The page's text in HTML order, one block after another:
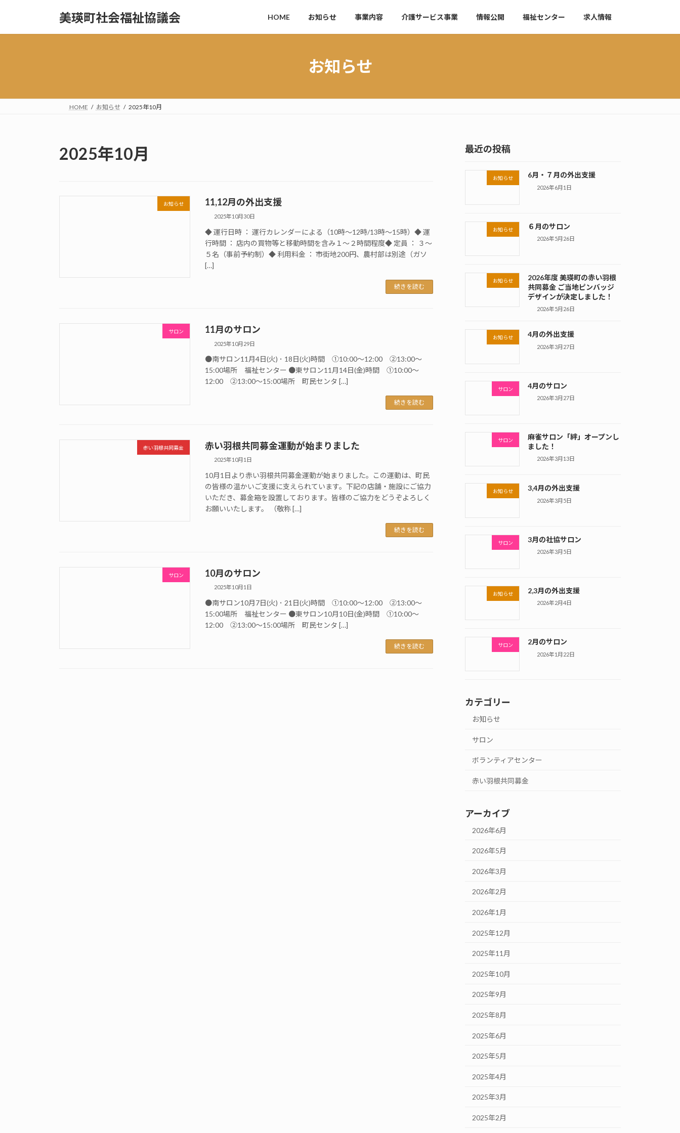
美瑛町社会福祉協議会 HOME お知らせ 事業内容 介護サービス事業 情報公開 福祉センター 求人情報
お知らせ
HOME お知らせ 2025年10月
2025年10月
お知らせ 11,12月の外出支援
2025年10月30日
◆ 運行日時 ： 運行カレンダーによる（10時～12時/13時～15時）◆ 運
行時間 ： 店内の買物等と移動時間を含み１～２時間程度◆ 定員 ： ３～
５名（事前予約制）◆ 利用料金 ： 市街地200円、農村部は別途（ガソ
[…]
続きを読む
サロン 11月のサロン
2025年10月29日
●南サロン11月4日(火) ･ 18日(火)時間 ①10:00～12:00 ②13:00～
15:00場所 福祉センター ●東サロン11月14日(金)時間 ①10:00～
12:00 ②13:00～15:00場所 町民センタ […]
続きを読む
赤い羽根共同募金 赤い羽根共同募金運動が始まりました
2025年10月1日
10月1日より赤い羽根共同募金運動が始まりました。この運動は、町民
の皆様の温かいご支援に支えられています。下記の店舗・施設にご協力
いただき、募金箱を設置しております。皆様のご協力をどうぞよろしく
お願いいたします。 （敬称 […]
続きを読む
サロン 10月のサロン
2025年10月1日
●南サロン10月7日(火) ･ 21日(火)時間 ①10:00～12:00 ②13:00～
15:00場所 福祉センター ●東サロン10月10日(金)時間 ①10:00～
12:00 ②13:00～15:00場所 町民センタ […]
続きを読む
最近の投稿
お知らせ 6月・７月の外出支援
2026年6月1日
お知らせ ６月のサロン
2026年5月26日
お知らせ
2026年度 美瑛町の赤い羽根
共同募金 ご当地ピンバッジ
デザインが決定しました！
2026年5月26日
お知らせ 4月の外出支援
2026年3月27日
サロン 4月のサロン
2026年3月27日
サロン
麻雀サロン「絆」オープンし
ました！
2026年3月13日
お知らせ 3,4月の外出支援
2026年3月5日
サロン 3月の社協サロン
2026年3月5日
お知らせ 2,3月の外出支援
2026年2月4日
サロン 2月のサロン
2026年1月22日
カテゴリー
お知らせ
サロン
ボランティアセンター
赤い羽根共同募金
アーカイブ
2026年6月
2026年5月
2026年3月
2026年2月
2026年1月
2025年12月
2025年11月
2025年10月
2025年9月
2025年8月
2025年6月
2025年5月
2025年4月
2025年3月
2025年2月